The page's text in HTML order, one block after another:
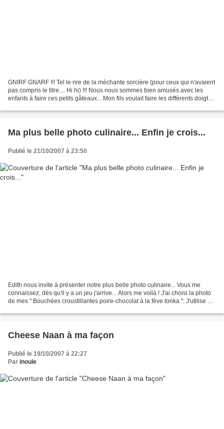
GNIRF GNARF !!! Tel le rire de la méchante sorcière (pour ceux qui n'avaient
pas compris le titre.... Hi hi) !!! Nous nous sommes bien amusés avec les
enfants à faire ces petits gâteaux... Mon fils voulait faire les différents doigts
Ma plus belle photo culinaire... Enfin je crois...
Publié le 21/10/2007 à 23:50
Edith nous invite à présenter notre plus belle photo culinaire... Vous me
connaissez, dès qu'il y a un jeu j'arrive... Alors me voilà ! J'ai choisi la photo
de mes " Bouchées croustillantes poire-chocolat à la fève tonka ": J'utilise un
Cheese Naan à ma façon
Publié le 19/10/2007 à 22:27
Par inoule